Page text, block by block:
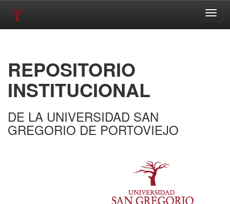
REPOSITORIO
INSTITUCIONAL
DE LA UNIVERSIDAD SAN
GREGORIO DE PORTOVIEJO